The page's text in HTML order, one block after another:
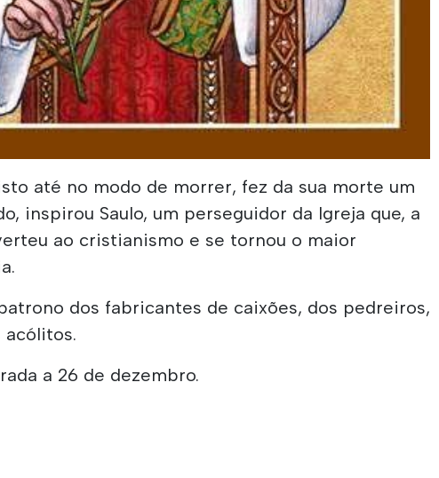
até no modo de morrer, fez da sua morte um
inspirou Saulo, um perseguidor da Igreja que, a
ao cristianismo e se tornou o maior
dos fabricantes de caixões, dos pedreiros,
acólitos.
a 26 de dezembro.